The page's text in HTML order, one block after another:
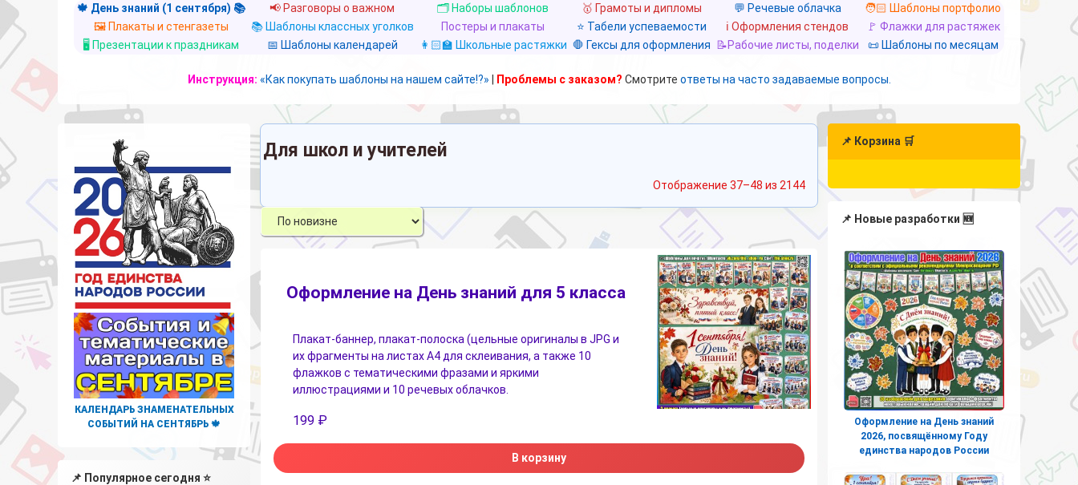
🍁 День знаний (1 сентября) 📚 📢 Разговоры о важном 🗂️ Наборы шаблонов 🥇 Грамоты и дипломы 💬 Речевые облачка
🧑🏻 Шаблоны портфолио
🖼️ Плакаты и стенгазеты
📚 Шаблоны классных уголков Постеры и плакаты ⭐ Табели успеваемости ℹ️ Оформления стендов
🚩 Флажки для растяжек
🖥️ Презентации к праздникам
📅 Шаблоны календарей 👩🏻‍🏫 Школьные растяжки 🛑 Гексы для оформления 📝Рабочие листы, поделки 📜 Шаблоны по месяцам
Инструкция: «Как покупать шаблоны на нашем сайте!?» Проблемы с заказом? Смотрите ответы на часто задаваемые вопросы.
Для школ и учителей
Отображение 37–48 из 2144Сортировка:
самые
недавние
Оформление на День знаний для 5 класса
Плакат-баннер, плакат-полоска (цельные оригиналы в JPG и
их фрагменты на листах A4 для склеивания, а также 10
флажков с тематическими фразами и яркими
иллюстрациями и 10 речевых облачков.
199 ₽
В корзину
КАЛЕНДАРЬ ЗНАМЕНАТЕЛЬНЫХ
СОБЫТИЙ НА СЕНТЯБРЬ 🍁
📌 Популярное сегодня ⭐
📌 Корзина 🛒
📌 Новые разработки 🆕
Оформление на День знаний
2026, посвящённому Году
единства народов России